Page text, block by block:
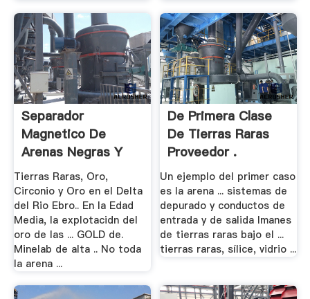
Separador
Magnetico De
Arenas Negras Y
Oro
Tierras Raras, Oro,
Circonio y Oro en el Delta
del Rio Ebro.. En la Edad
Media, la explotacidn del
oro de las ... GOLD de.
Minelab de alta .. No toda
la arena ...
De Primera Clase
De Tierras Raras
Proveedor .
Un ejemplo del primer caso
es la arena ... sistemas de
depurado y conductos de
entrada y de salida Imanes
de tierras raras bajo el ...
tierras raras, sílice, vidrio ...